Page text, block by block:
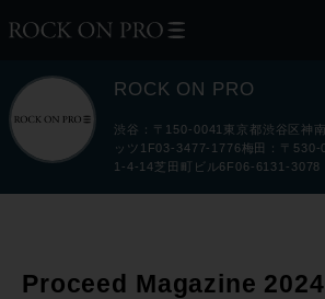
ROCK ON PRO
渋谷：〒150-0041東京都渋谷区神
ッツ1F03-3477-1776梅田：〒530-
1-4-14芝田町ビル6F06-6131-3078
Proceed Magazine